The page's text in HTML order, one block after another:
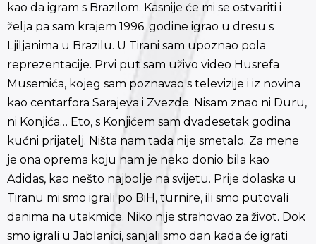
kao da igram s Brazilom. Kasnije će mi se ostvariti i
želja pa sam krajem 1996. godine igrao u dresu s
Ljiljanima u Brazilu. U Tirani sam upoznao pola
reprezentacije. Prvi put sam uživo video Husrefa
Musemića, kojeg sam poznavao s televizije i iz novina
kao centarfora Sarajeva i Zvezde. Nisam znao ni Duru,
ni Konjića… Eto, s Konjićem sam dvadesetak godina
kućni prijatelj. Ništa nam tada nije smetalo. Za mene
je ona oprema koju nam je neko donio bila kao
Adidas, kao nešto najbolje na svijetu. Prije dolaska u
Tiranu mi smo igrali po BiH, turnire, ili smo putovali
danima na utakmice. Niko nije strahovao za život. Dok
smo igrali u Jablanici, sanjali smo dan kada će igrati